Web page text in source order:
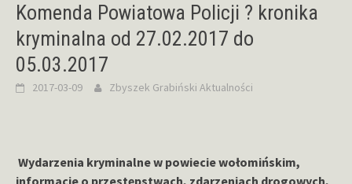
Komenda Powiatowa Policji ? kronika
kryminalna od 27.02.2017 do
05.03.2017
2017-03-09 Zbyszek Grabiński Aktualności
Wydarzenia kryminalne w powiecie wołomińskim,